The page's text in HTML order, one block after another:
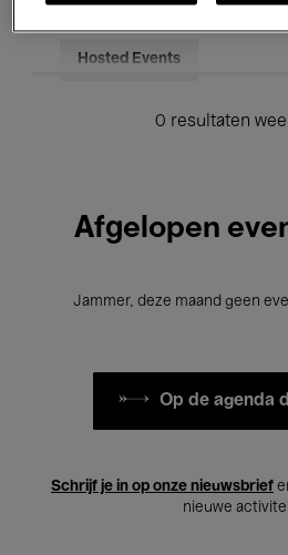
Onderwijs
Hosted Events
0 resultaten
Afgelopen
Jammer, deze maand geen
Op de agenda
Schrijf je in op onze nieuwsbrief
nieuwe